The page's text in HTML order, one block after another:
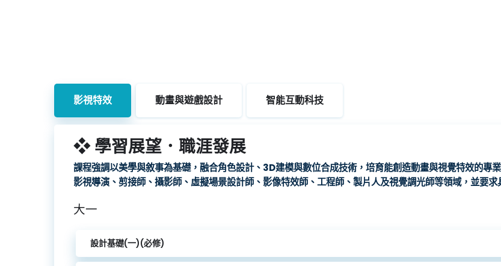
影視特效 動畫與遊戲設計 智能互動科技
❖ 學習展望．職涯發展
課程強調以美學與敘事為基礎，融合角色設計、3D建模與數位合成技術，培育能創造動畫與視覺特效的專
影視導演、剪接師、攝影師、虛擬場景設計師、影像特效師、工程師、製片人及視覺調光師等領域，並要
大一
設計基礎(一)(必修)